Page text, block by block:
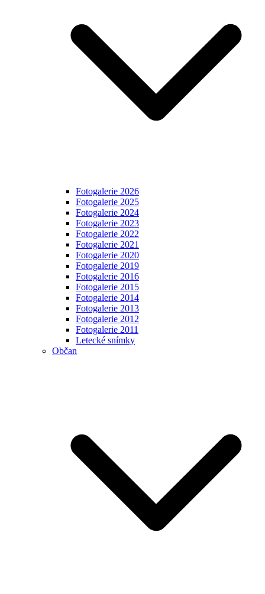
Fotogalerie 2026
Fotogalerie 2025
Fotogalerie 2024
Fotogalerie 2023
Fotogalerie 2022
Fotogalerie 2021
Fotogalerie 2020
Fotogalerie 2019
Fotogalerie 2016
Fotogalerie 2015
Fotogalerie 2014
Fotogalerie 2013
Fotogalerie 2012
Fotogalerie 2011
Letecké snímky
Občan